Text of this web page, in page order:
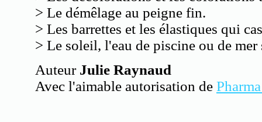
> Le démêlage au peigne fin.
> Les barrettes et les élastiques qui
> Le soleil, l'eau de piscine ou de mer
Auteur Julie Raynaud
Avec l'aimable autorisation de